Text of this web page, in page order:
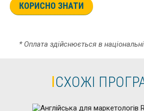
КОРИСНО ЗНАТИ
* Оплата здійснюється в
СХОЖІ